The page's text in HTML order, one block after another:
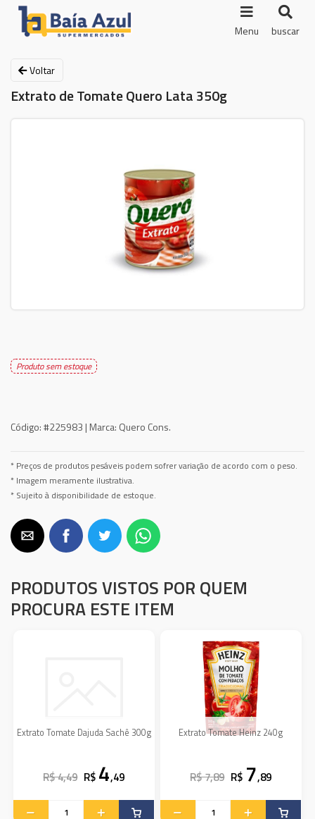
Menu buscar
Voltar
Extrato de Tomate Quero Lata 350g
Produto sem estoque
Código:#225983 | Marca: Quero Cons.
* Preços de produtos pesáveis podem sofrer variação de acordo com o peso.
* Imagem meramente ilustrativa.
* Sujeito à disponibilidade de estoque.
PRODUTOS VISTOS POR QUEM
PROCURA ESTE ITEM
Extrato Tomate Dajuda Sachê 300g
R$ 4,49 R$ 4,49
Extrato Tomate Heinz 240g
R$ 7,89 R$ 7,89